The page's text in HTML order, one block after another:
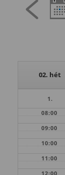
02. hét
1.
08:00
09:00
10:00
11:00
12:00